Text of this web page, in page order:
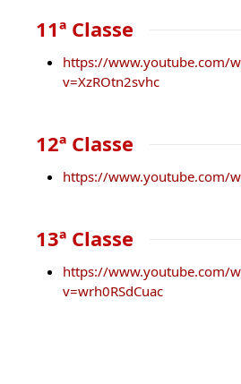
11ª Classe
https://www.youtube.com/
v=XzROtn2svhc
12ª Classe
https://www.youtube.com/
13ª Classe
https://www.youtube.com/
v=wrh0RSdCuac